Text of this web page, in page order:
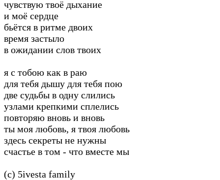
чувствую твоё дыхание
и моё сердце
бьётся в ритме двоих
время застыло
в ожидании слов твоих
я с тобою как в раю
для тебя дышу для тебя пою
две судьбы в одну слились
узлами крепкими сплелись
повторяю вновь и вновь
ты моя любовь, я твоя любовь
здесь секреты не нужны
счастье в том - что вместе мы
(c) 5ivesta family